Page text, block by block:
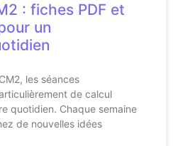
: fiches PDF et
un
les séances
de calcul
quotidien. Chaque semaine
de nouvelles idées